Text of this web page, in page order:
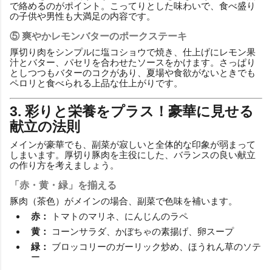
で絡めるのがポイント。こってりとした味わいで、食べ盛り
の子供や男性も大満足の内容です。
⑤ 爽やかレモンバターのポークステーキ
厚切り肉をシンプルに塩コショウで焼き、仕上げにレモン果
汁とバター、パセリを合わせたソースをかけます。さっぱり
としつつもバターのコクがあり、夏場や食欲がないときでも
ペロリと食べられる上品な仕上がりです。
3. 彩りと栄養をプラス！豪華に見せる
献立の法則
メインが豪華でも、副菜が寂しいと全体的な印象が弱まって
しまいます。厚切り豚肉を主役にした、バランスの良い献立
の作り方を考えましょう。
「赤・黄・緑」を揃える
豚肉（茶色）がメインの場合、副菜で色味を補います。
赤：
トマトのマリネ、にんじんのラペ
黄：
コーンサラダ、かぼちゃの素揚げ、卵スープ
緑：
ブロッコリーのガーリック炒め、ほうれん草のソテ
ー